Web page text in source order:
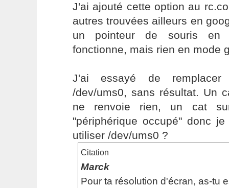
J'ai ajouté cette option au
autres trouvées ailleurs en
un pointeur de souris en
fonctionne, mais rien en mode
J'ai essayé de remplacer
/dev/ums0, sans résultat. Un
ne renvoie rien, un cat
"périphérique occupé" donc
utiliser /dev/ums0 ?
Citation
Marck
Pour ta résolution d'écran, as-tu